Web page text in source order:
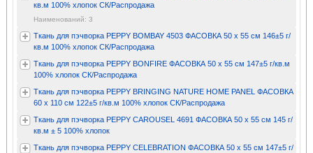
кв.м 100% хлопок СК/Распродажа
Наименований: 3
Ткань для пэчворка PEPPY BOMBAY 4503 ФАСОВКА 50 x 55 см 146±5 г/
кв.м 100% хлопок СК/Распродажа
Ткань для пэчворка PEPPY BONFIRE ФАСОВКА 50 x 55 см 147±5 г/кв.м
100% хлопок СК/Распродажа
Ткань для пэчворка PEPPY BRINGING NATURE HOME PANEL ФАСОВКА
60 x 110 см 122±5 г/кв.м 100% хлопок СК/Распродажа
Ткань для пэчворка PEPPY CAROUSEL 4691 ФАСОВКА 50 x 55 см 145 г/
кв.м ± 5 100% хлопок
Ткань для пэчворка PEPPY CELEBRATION ФАСОВКА 50 x 55 см 147±5 г/